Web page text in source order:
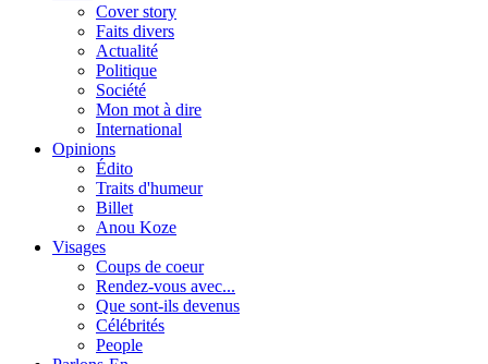
Cover story
Faits divers
Actualité
Politique
Société
Mon mot à dire
International
Opinions
Édito
Traits d'humeur
Billet
Anou Koze
Visages
Coups de coeur
Rendez-vous avec...
Que sont-ils devenus
Célébrités
People